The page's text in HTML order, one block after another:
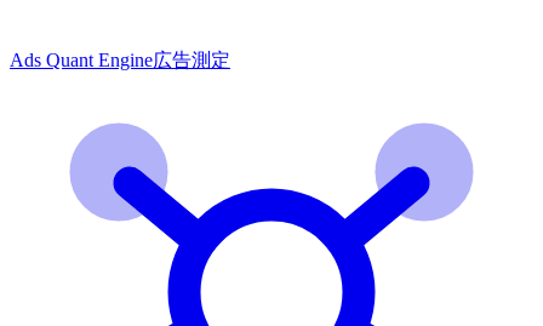
Ads Quant Engine広告測定